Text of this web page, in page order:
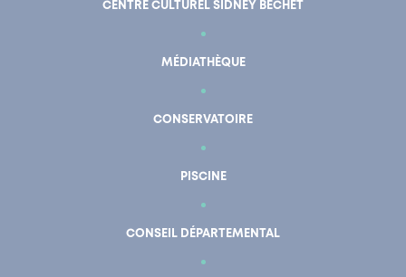
CENTRE CULTUREL SIDNEY BECHET
MÉDIATHÈQUE
CONSERVATOIRE
PISCINE
CONSEIL DÉPARTEMENTAL